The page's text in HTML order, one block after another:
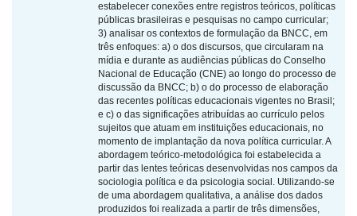
estabelecer conexões entre registros teóricos, políticas
públicas brasileiras e pesquisas no campo curricular;
3) analisar os contextos de formulação da BNCC, em
três enfoques: a) o dos discursos, que circularam na
mídia e durante as audiências públicas do Conselho
Nacional de Educação (CNE) ao longo do processo de
discussão da BNCC; b) o do processo de elaboração
das recentes políticas educacionais vigentes no Brasil;
e c) o das significações atribuídas ao currículo pelos
sujeitos que atuam em instituições educacionais, no
momento de implantação da nova política curricular. A
abordagem teórico-metodológica foi estabelecida a
partir das lentes teóricas desenvolvidas nos campos da
sociologia política e da psicologia social. Utilizando-se
de uma abordagem qualitativa, a análise dos dados
produzidos foi realizada a partir de três dimensões,